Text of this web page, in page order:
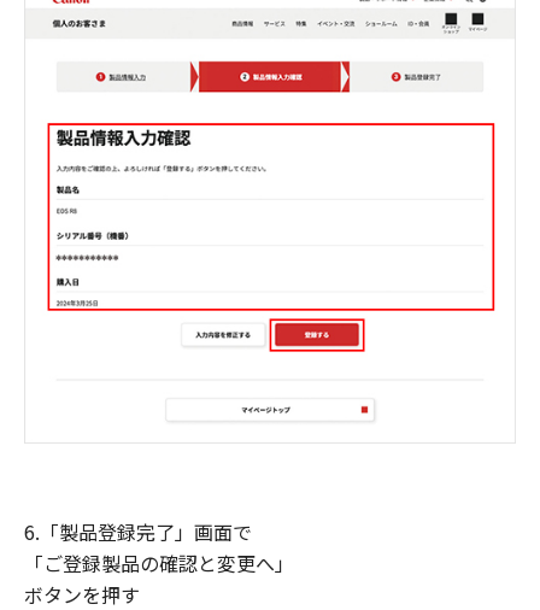
6.「製品登録完了」画面で
「ご登録製品の確認と変更へ」
ボタンを押す